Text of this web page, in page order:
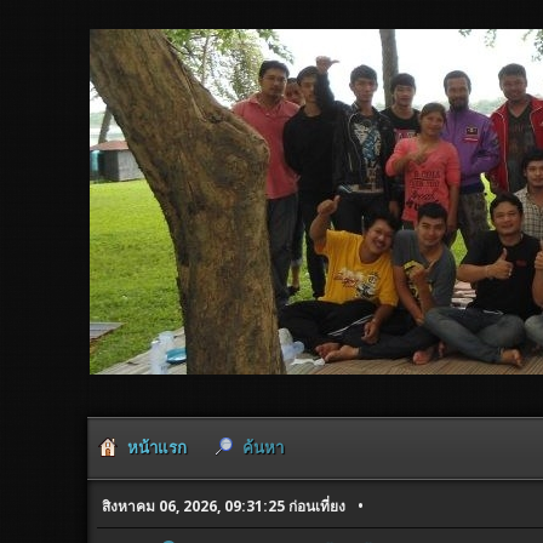
หน้าแรก ค้นหา
สิงหาคม 06, 2026, 09:31:25 ก่อนเที่ยง